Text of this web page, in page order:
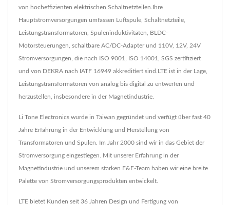
von hocheffizienten elektrischen Schaltnetzteilen.Ihre
Hauptstromversorgungen umfassen Luftspule, Schaltnetzteile,
Leistungstransformatoren, Spuleninduktivitäten, BLDC-
Motorsteuerungen, schaltbare AC/DC-Adapter und 110V, 12V, 24V
Stromversorgungen, die nach ISO 9001, ISO 14001, SGS zertifiziert
und von DEKRA nach IATF 16949 akkreditiert sind.LTE ist in der Lage,
Leistungstransformatoren von analog bis digital zu entwerfen und
herzustellen, insbesondere in der Magnetindustrie.
Li Tone Electronics wurde in Taiwan gegründet und verfügt über fast 40
Jahre Erfahrung in der Entwicklung und Herstellung von
Transformatoren und Spulen. Im Jahr 2000 sind wir in das Gebiet der
Stromversorgung eingestiegen. Mit unserer Erfahrung in der
Magnetindustrie und unserem starken F&E-Team haben wir eine breite
Palette von Stromversorgungsprodukten entwickelt.
LTE bietet Kunden seit 36 Jahren Design und Fertigung von